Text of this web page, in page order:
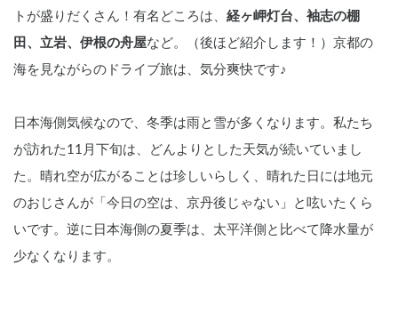
トが盛りだくさん！有名どころは、 経ヶ岬灯台、袖志の棚
田、立岩、伊根の舟屋など。（後ほど紹介します！）京都の
海を見ながらのドライブ旅は、気分爽快です♪
日本海側気候なので、冬季は雨と雪が多くなります。私たち
が訪れた11月下旬は、どんよりとした天気が続いていまし
た。晴れ空が広がることは珍しいらしく、晴れた日には地元
のおじさんが「今日の空は、京丹後じゃない」と呟いたくら
いです。逆に日本海側の夏季は、太平洋側と比べて降水量が
少なくなります。